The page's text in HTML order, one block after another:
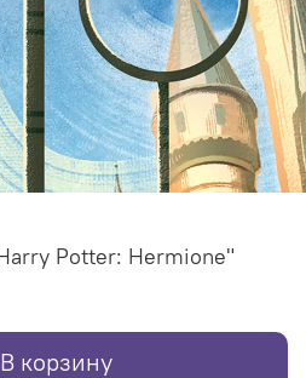
Potter: Hermione"
В корзину